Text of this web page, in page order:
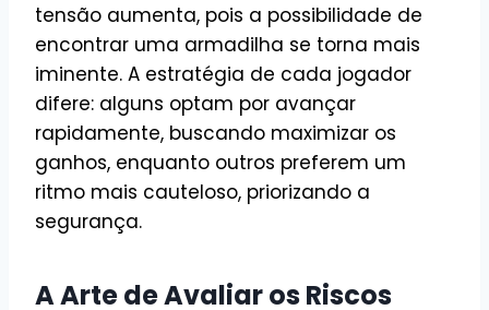
tensão aumenta, pois a possibilidade de
encontrar uma armadilha se torna mais
iminente. A estratégia de cada jogador
difere: alguns optam por avançar
rapidamente, buscando maximizar os
ganhos, enquanto outros preferem um
ritmo mais cauteloso, priorizando a
segurança.
A Arte de Avaliar os Riscos